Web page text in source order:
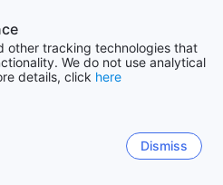
mer
Se alla
other tracking technologies that
We do not use analytical
details, click here
Dismiss